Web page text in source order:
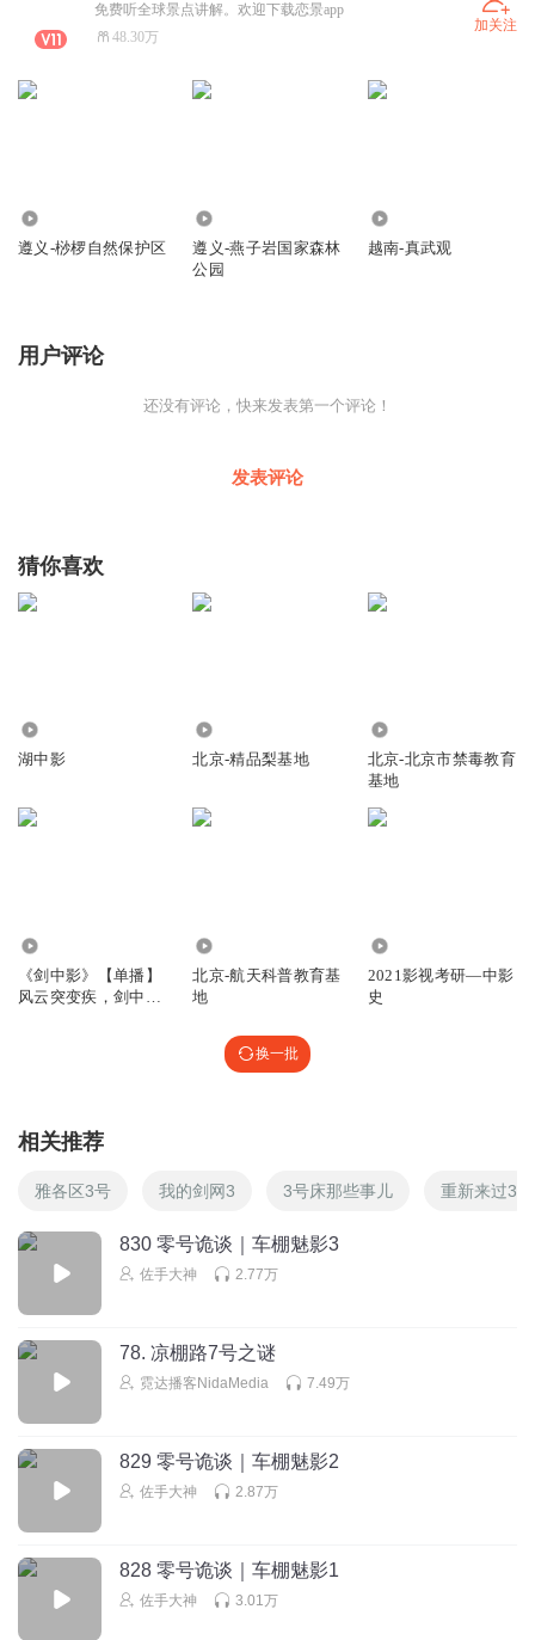
免费听全球景点讲解。欢迎下载恋景app
48.30万
加关注
遵义-桫椤自然保护区
遵义-燕子岩国家森林
公园
越南-真武观
用户评论
还没有评论，快来发表第一个评论！
发表评论
猜你喜欢
湖中影 北京-精品梨基地
北京-北京市禁毒教育
基地
《剑中影》【单播】
风云突变疾，剑中影
北京-航天科普教育基
地
2021影视考研—中影
史
换一批
相关推荐
雅各区3号 我的剑网3 3号床那些事儿 重新来过3
830 零号诡谈｜车棚魅影3
佐手大神 2.77万
78. 凉棚路7号之谜
霓达播客NidaMedia 7.49万
829 零号诡谈｜车棚魅影2
佐手大神 2.87万
828 零号诡谈｜车棚魅影1
佐手大神 3.01万